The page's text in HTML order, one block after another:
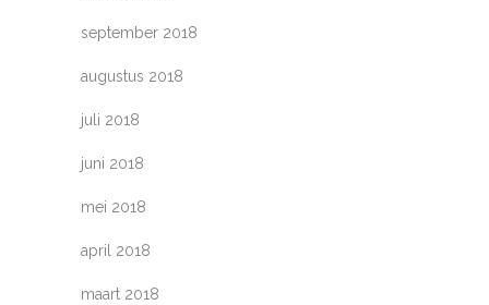
september 2018
augustus 2018
juli 2018
juni 2018
mei 2018
april 2018
maart 2018